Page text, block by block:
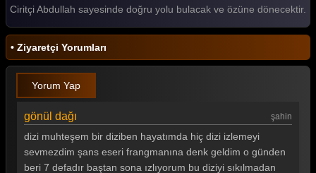
Gönül Dağı 175. Bölüm
Gönül Dağı 174. Bölüm
Gönül Dağı 173. Bölüm
Gönül Dağı 172. Bölüm
Gönül Dağı 171. Bölüm
Gönül Dağı 170. Bölüm
Gönül Dağı 169. Bölüm
Ciritçi Abdullah sayesinde doğru yolu bulacak ve özüne dönecektir.
• Ziyaretçi Yorumları
Yorum Yap
gönül dağı şahin
dizi muhteşem bir diziben hayatımda hiç dizi izlemeyi
sevmezdim şans eseri frangmanına denk geldim o günden
beri 7 defadır baştan sona ızlıyorum bu diziyi sıkılmadan